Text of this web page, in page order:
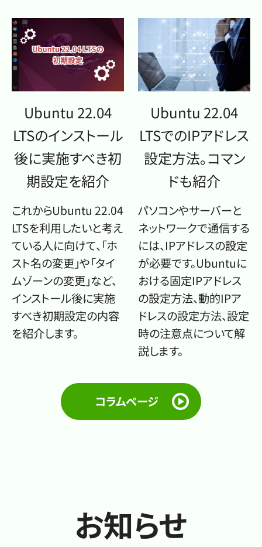
Ubuntu 22.04
LTSのインストール
後に実施すべき初
期設定を紹介
これからUbuntu 22.04
LTSを利用したいと考え
ている人に向けて、「ホ
スト名の変更」や「タイ
ムゾーンの変更」など、
インストール後に実施
すべき初期設定の内容
を紹介します。
Ubuntu 22.04
LTSでのIPアドレス
設定方法。コマン
ドも紹介
パソコンやサーバーと
ネットワークで通信する
には、IPアドレスの設定
が必要です。Ubuntuに
おける固定IPアドレス
の設定方法、動的IPア
ドレスの設定方法、設定
時の注意点について解
説します。
コラムページ
お知らせ